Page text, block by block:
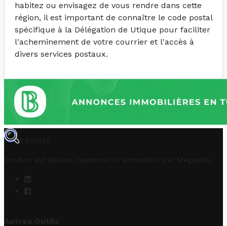
habitez ou envisagez de vous rendre dans cette
région, il est important de connaître le code postal
spécifique à la Délégation de Utique pour faciliter
l'acheminement de votre courrier et l'accès à
divers services postaux.
TROVIT
trovit.tn est détenu, maintenu et administré par Megaweb
Autres Outils